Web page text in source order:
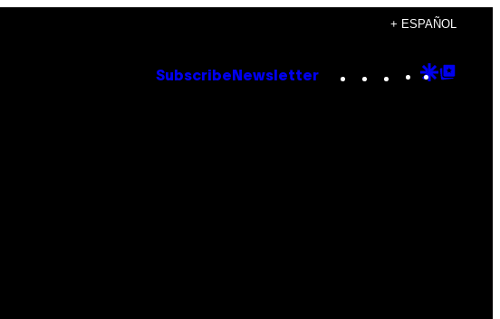
+ ESPAÑOL
Subscribe Newsletter Instagram
TikTok
YouTube
Google